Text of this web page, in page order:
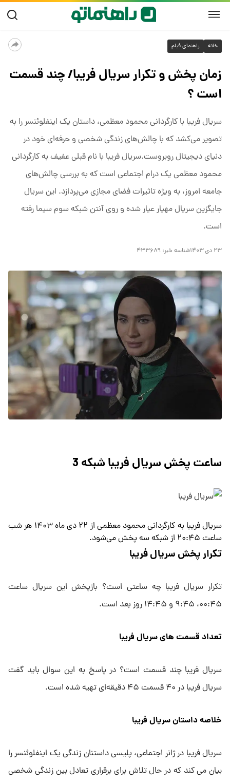
خانه راهنمای فیلم
زمان پخش و تکرار سریال فریبا/ چند قسمت
است ؟
سریال فریبا با کارگردانی محمود معظمی، داستان یک اینفلوئنسر را به
تصویر می‌کشد که با چالش‌های زندگی شخصی و حرفه‌ای خود در
دنیای دیجیتال روبروست.سریال فریبا با نام قبلی عفیف به کارگردانی
محمود معظمی یک درام اجتماعی است که به بررسی چالش‌های
جامعه امروز، به ویژه تاثیرات فضای مجازی می‌پردازد. این سریال
جایگزین سریال مهیار عیار شده و روی آنتن شبکه سوم سیما رفته
است.
۲۳ دی ۱۴۰۳ شناسه خبر: ۴۳۳۶۸۹
ساعت پخش سریال فریبا شبکه 3
سریال فریبا به کارگردانی محمود معظمی از ۲۲ دی ماه ۱۴۰۳ هر شب
ساعت ۲۰:۴۵ از شبکه سه پخش می‌شود.
تکرار پخش سریال فریبا
تکرار سریال فریبا چه ساعتی است؟ بازپخش این سریال ساعت
۰۰:۴۵، ۹:۴۵ و ۱۴:۴۵ روز بعد است.
تعداد قسمت های سریال فریبا
سریال فریبا چند قسمت است؟ در پاسخ به این سوال باید گفت
سریال فریبا در ۴۰ قسمت ۴۵ دقیقه‌ای تهیه شده است.
خلاصه داستان سریال فریبا
سریال فریبا در ژانر اجتماعی، پلیسی داستنان زندگی یک اینفلوئنسر را
بیان می کند که در حال تلاش برای برقراری تعادل بین زندگی شخصی